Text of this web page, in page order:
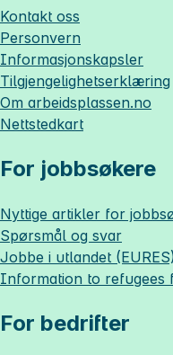
Kontakt oss
Personvern
Informasjonskapsler
Tilgjengelighetserklæring
Om arbeidsplassen.no
Nettstedkart
For jobbsøkere
Nyttige artikler for
Spørsmål og svar
Jobbe i utlandet (EURES)
Information to refugees
For bedrifter